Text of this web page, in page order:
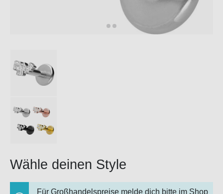
Wähle deinen Style
Für Großhandelspreise melde dich bitte im Shop